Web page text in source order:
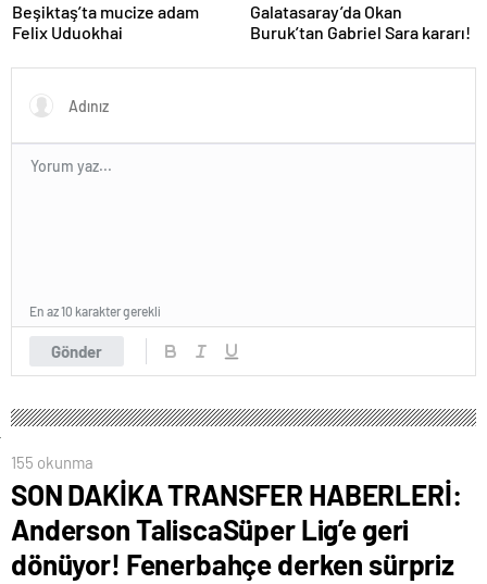
Beşiktaş’ta mucize adam
Felix Uduokhai
Galatasaray’da Okan
Buruk’tan Gabriel Sara kararı!
Gönder
En az 10 karakter gerekli
155 okunma
SON DAKİKA TRANSFER HABERLERİ:
Anderson TaliscaSüper Lig’e geri
dönüyor! Fenerbahçe derken sürpriz